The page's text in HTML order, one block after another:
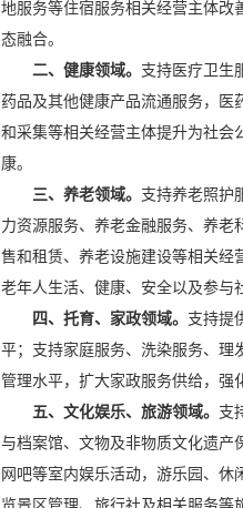
地服务等住宿服务相关经营主体
态融合。
二、健康领域。 支持医疗卫生
药品及其他健康产品流通服务，
和采集等相关经营主体提升为社
康。
三、养老领域。 支持养老照护
力资源服务、养老金融服务、养
售和租赁、养老设施建设等相关
老年人生活、健康、安全以及参与
四、托育、家政领域。 支持提
平；支持家庭服务、洗染服务、
管理水平，扩大家政服务供给，
五、文化娱乐、旅游领域。 支
与档案馆、文物及非物质文化遗
网吧等室内娱乐活动，游乐园、
览景区管理、旅行社及相关服务